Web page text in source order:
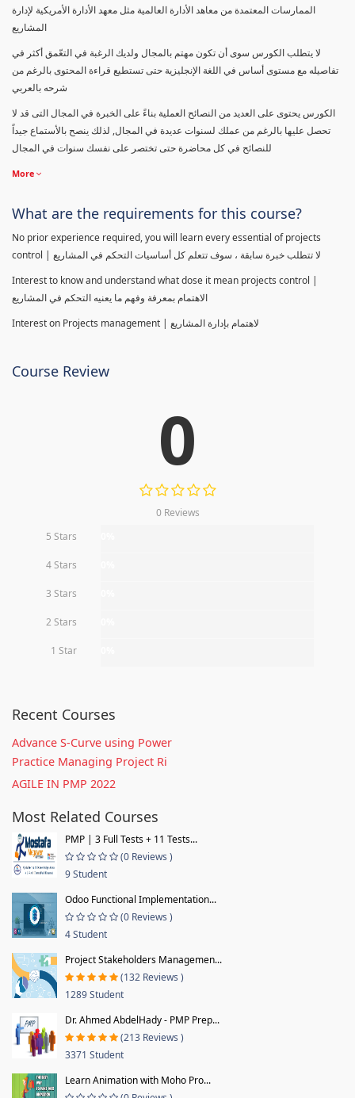
الممارسات المعتمدة من معاهد الأدارة العالمية مثل معهد الأدارة الأمريكية لإدارة
المشاريع
لا يتطلب الكورس سوى أن تكون مهتم بالمجال ولديك الرغبة في التعّمق أكثر في
تفاصيله مع مستوى أساس في اللغة الإنجليزية حتى تستطيع قراءة المحتوى بالرغم من
شرحه بالعربي
الكورس يحتوى على العديد من النصائح العملية بناءً على الخبرة في المجال التى قد لا
تحصل عليها بالرغم من عملك لسنوات عديدة في المجال, لذلك ينصح بالأستماع جيداً
للنصائح في كل محاضرة حتى تختصر على نفسك سنوات في المجال
More
What are the requirements for this course?
No prior experience required, you will learn every essential of projects
control | لا تتطلب خبرة سابقة ، سوف تتعلم كل أساسيات التحكم في المشاريع
Interest to know and understand what dose it mean projects control |
الاهتمام بمعرفة وفهم ما يعنيه التحكم في المشاريع
Interest on Projects management | لاهتمام بإدارة المشاريع
Course Review
0
0 Reviews
5 Stars
4 Stars
3 Stars
2 Stars
1 Star
Recent Courses
Advance S-Curve using Power
Practice Managing Project Ri
AGILE IN PMP 2022
Most Related Courses
PMP | 3 Full Tests + 11 Tests...
(0 Reviews )
9 Student
Odoo Functional Implementation...
(0 Reviews )
4 Student
Project Stakeholders Managemen...
(132 Reviews )
1289 Student
Dr. Ahmed AbdelHady - PMP Prep...
(213 Reviews )
3371 Student
Learn Animation with Moho Pro...